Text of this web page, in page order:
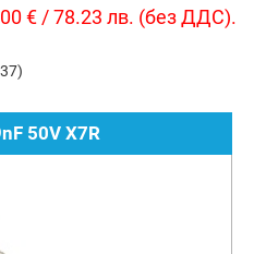
€ / 78.23 лв. (без ДДС).
50V X7R